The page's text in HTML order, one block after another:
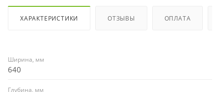
ХАРАКТЕРИСТИКИ ОТЗЫВЫ ОПЛАТА
Ширина, мм
640
Глубина, мм